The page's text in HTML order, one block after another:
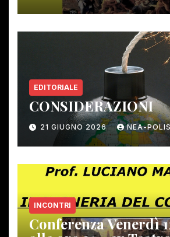
EDITORIALE
CONSIDERAZIONI
21 GIUGNO 2026 NEA-
INCONTRI
Conferenza Venerdì